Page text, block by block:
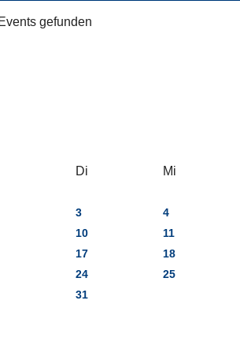
gefunden
Di Mi
3 4
10 11
17 18
24 25
31